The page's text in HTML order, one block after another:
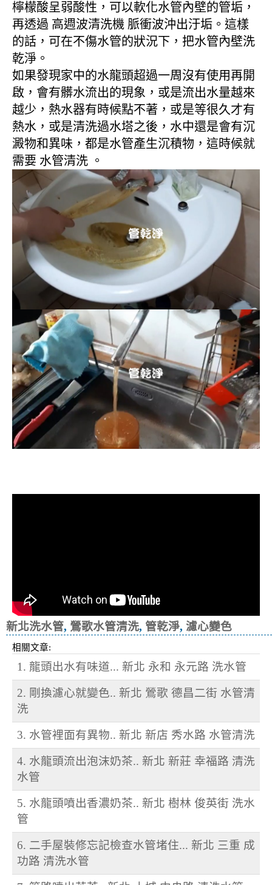
檸檬酸呈弱酸性，可以軟化水管內壁的管垢，
再透過 高週波清洗機 脈衝波沖出汙垢。這樣
的話，可在不傷水管的狀況下，把水管內壁洗
乾淨。
如果發現家中的水龍頭超過一周沒有使用再開
啟，會有髒水流出的現象，或是流出水量越來
越少，熱水器有時候點不著，或是等很久才有
熱水，或是清洗過水塔之後，水中還是會有沉
澱物和異味，都是水管產生沉積物，這時候就
需要 水管清洗 。
新北洗水管, 鶯歌水管清洗, 管乾淨, 濾心變色
相關文章:
1. 龍頭出水有味道... 新北 永和 永元路 洗水管
2. 剛換濾心就變色.. 新北 鶯歌 德昌二街 水管清
洗
3. 水管裡面有異物.. 新北 新店 秀水路 水管清洗
4. 水龍頭流出泡沫奶茶.. 新北 新莊 幸福路 清洗
水管
5. 水龍頭噴出香濃奶茶.. 新北 樹林 俊英街 洗水
管
6. 二手屋裝修忘記檢查水管堵住... 新北 三重 成
功路 清洗水管